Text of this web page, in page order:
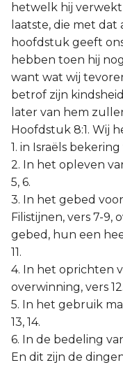
hetwelk hij verwekt
laatste, die met
hoofdstuk geeft
hebben toen hij
want wat wij
betrof zijn
later van hem
Hoofdstuk 8:1. Wij
1. in Israëls
2. In het opleven
5, 6.
3. In het gebed
Filistijnen, vers 7-9,
gebed, hun een
11.
4. In het oprichten
overwinning, vers 12.
5. In het gebruik
13, 14.
6. In de bedeling
En dit zijn de